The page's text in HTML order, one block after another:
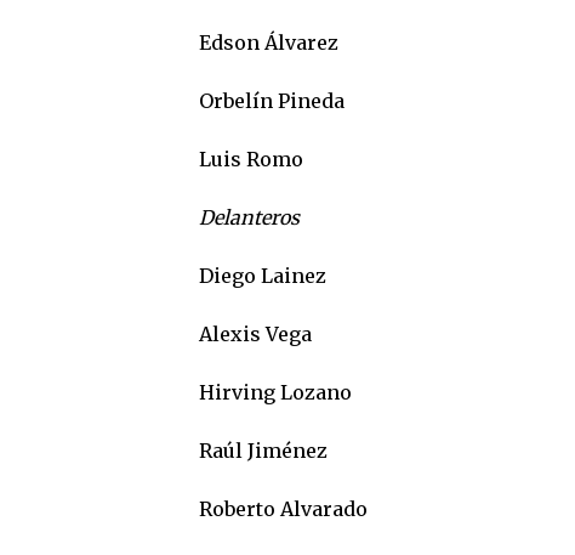
Edson Álvarez
Orbelín Pineda
Luis Romo
Delanteros
Diego Lainez
Alexis Vega
Hirving Lozano
Raúl Jiménez
Roberto Alvarado